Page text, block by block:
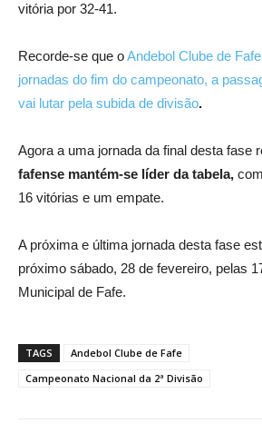
vitória por 32-41.
Recorde-se que oAndebol Clube de
jornadas do fim do campeonato, a
vai lutar pela subida de divisão.
Agora a uma jornada da final desta fase
fafense mantém-se líder da tabela,
16 vitórias e um empate.
A próxima e última jornada desta fase
próximo sábado, 28 de fevereiro, pelas
Municipal de Fafe.
TAGS
Andebol Clube de Fafe
Campeonato Nacional da 2ª Divisão